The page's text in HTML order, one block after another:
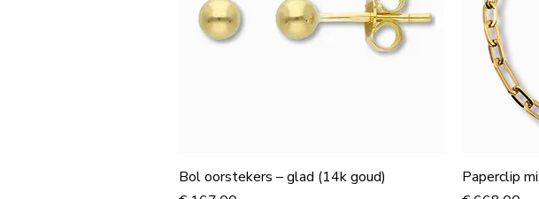
Bol oorstekers – glad (14k goud)
Paperclip